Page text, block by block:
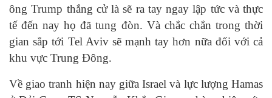
ông Trump thắng cử là sẽ ra tay ngay lập tức và thực
tế đến nay họ đã tung đòn. Và chắc chắn trong thời
gian sắp tới Tel Aviv sẽ mạnh tay hơn nữa đối với cả
khu vực Trung Đông.
Về giao tranh hiện nay giữa Israel và lực lượng Hamas